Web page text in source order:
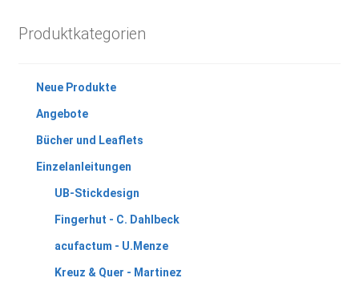
Produktkategorien
Neue Produkte
Angebote
Bücher und Leaflets
Einzelanleitungen
UB-Stickdesign
Fingerhut - C. Dahlbeck
acufactum - U.Menze
Kreuz & Quer - Martinez